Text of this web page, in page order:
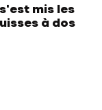
mis les
à dos